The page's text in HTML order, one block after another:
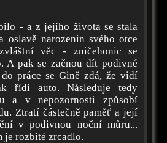
- a z jejího života se stala
oslavě narozenin svého otce
věc - zničehonic se
A pak se začnou dít podivné
práce se Gině zdá, že vidí
řídí auto. Následuje tedy
a v nepozornosti způsobí
Ztratí částečně paměť a její
v podivnou noční můru...
je rozbité zrcadlo.